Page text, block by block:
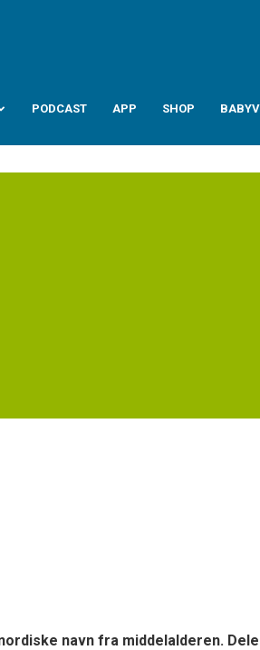
PODCAST APP SHOP
navn fra middelalderen.